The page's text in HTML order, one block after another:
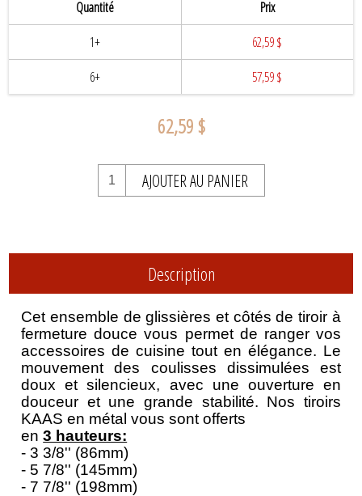
Quantité
1+
6+
Prix
62,59 $
57,59 $
62,59 $
AJOUTER AU PANIER
Description
Cet ensemble de glissières et côtés de tiroir à
fermeture douce vous permet de ranger vos
accessoires de cuisine tout en élégance. Le
mouvement des coulisses dissimulées est
doux et silencieux, avec une ouverture en
douceur et une grande stabilité. Nos tiroirs
KAAS en métal vous sont offerts
en3 hauteurs:
- 3 3/8'' (86mm)
- 5 7/8'' (145mm)
- 7 7/8'' (198mm)